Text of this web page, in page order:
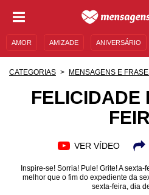
AMOR AMIZADE ANIVERSÁRIO
CATEGORIAS MENSAGENS E
FELICIDADE
VER VÍDEO
Inspire-se! Sorria! Pule! Grite! A
melhor que o fim do expediente da
sexta-feira, dia